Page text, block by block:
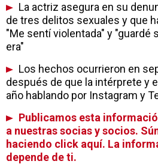
La actriz asegura en su
de tres delitos sexuales y que
"Me sentí violentada" y "guardé
era"
Los hechos ocurrieron en
después de que la intérprete y
año hablando por Instagram y
Publicamos esta
a nuestras socias y socios.
haciendo click aquí. La
depende de ti.